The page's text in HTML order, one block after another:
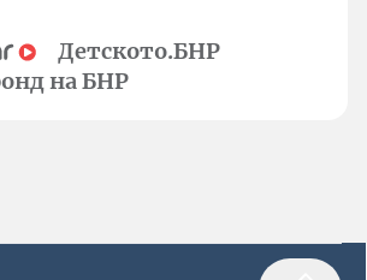
Детското.БНР
на БНР